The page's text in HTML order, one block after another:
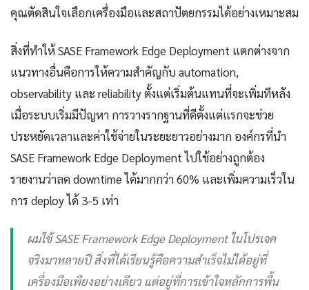
คุณตัดสินใจเลือกเครื่องมือและสถาปัตยกรรมได้อย่างเหมาะสม
สิ่งที่ทำให้ SASE Framework Edge Deployment แตกต่างจาก
แนวทางอื่นคือการให้ความสำคัญกับ automation,
observability และ reliability ตั้งแต่เริ่มต้นแทนที่จะเพิ่มทีหลัง
เมื่อระบบเริ่มมีปัญหา การวางรากฐานที่ดีตั้งแต่แรกจะช่วย
ประหยัดเวลาและค่าใช้จ่ายในระยะยาวอย่างมาก องค์กรที่นำ
SASE Framework Edge Deployment ไปใช้อย่างถูกต้อง
รายงานว่าลด downtime ได้มากกว่า 60% และเพิ่มความเร็วใน
การ deploy ได้ 3-5 เท่า
ผมใช้ SASE Framework Edge Deployment ในโปรเจค
จริงมาหลายปี สิ่งที่ได้เรียนรู้คือความสำเร็จไม่ได้อยู่ที่
เครื่องมือเพียงอย่างเดียว แต่อยู่ที่การเข้าใจหลักการพื้น